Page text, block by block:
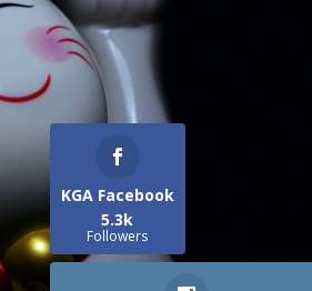
KGA Facebook
5.3k
Followers